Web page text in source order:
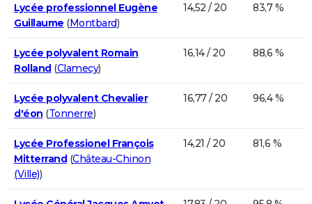
Lycée professionnel Eugène
Guillaume (Montbard)
14,52 / 20 83,7 %
Lycée polyvalent Romain
Rolland(Clamecy)
16,14 / 20 88,6 %
Lycée polyvalent Chevalier
d'éon (Tonnerre)
16,77 / 20 96,4 %
Lycée Professionel François
Mitterrand(Château-Chinon
(Ville))
14,21 / 20 81,6 %